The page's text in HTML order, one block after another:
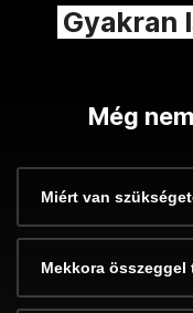
Gyakran
Még
Miért van
Mekkora